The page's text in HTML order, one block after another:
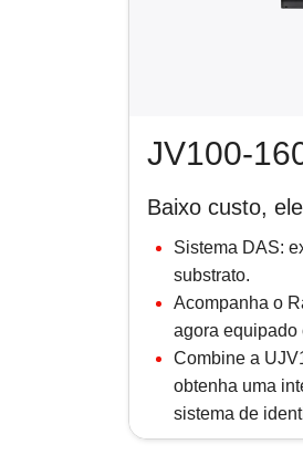
JV100-
Baixo custo,
Sistema DAS:
substrato.
Acompanha o
agora equipado
Combine a
obtenha uma
sistema de